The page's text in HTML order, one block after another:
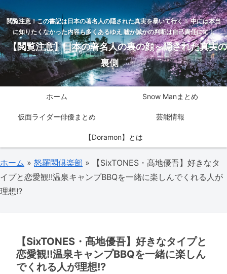
閲覧注意！この書記は日本の著名人の隠された真実を暴いて行く！ 中には本当
に知りたくなかった内容も多くあるゆえ 嘘か誠かの判断は自己責任にて！
【閲覧注意】日本の著名人の裏の顔～隠された真実の
裏側
ホーム Snow Manまとめ
仮面ライダー俳優まとめ 芸能情報
【Doramon】とは
ホーム » 怒羅悶倶楽部 » 【SixTONES・髙地優吾】好きなタ
イプと恋愛観!!温泉キャンプBBQを一緒に楽しんでくれる人が
理想!?
【SixTONES・髙地優吾】好きなタイプと
恋愛観!!温泉キャンプBBQを一緒に楽しん
でくれる人が理想!?